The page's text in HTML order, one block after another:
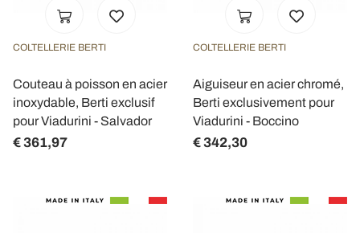
COLTELLERIE BERTI
Couteau à poisson en acier
inoxydable, Berti exclusif
pour Viadurini - Salvador
€ 361,97
COLTELLERIE BERTI
Aiguiseur en acier chromé,
Berti exclusivement pour
Viadurini - Boccino
€ 342,30